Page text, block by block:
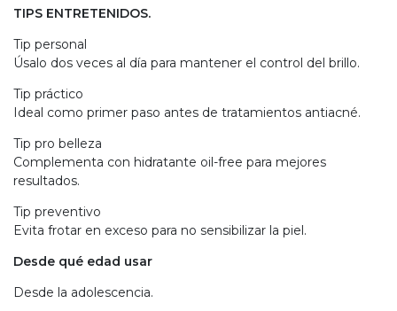
TIPS ENTRETENIDOS.
Tip personal
Úsalo dos veces al día para mantener el control del brillo.
Tip práctico
Ideal como primer paso antes de tratamientos antiacné.
Tip pro belleza
Complementa con hidratante oil-free para mejores
resultados.
Tip preventivo
Evita frotar en exceso para no sensibilizar la piel.
Desde qué edad usar
Desde la adolescencia.